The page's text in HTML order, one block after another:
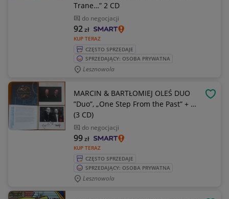
Trane…” 2 CD
do negocjacji
KUP TERAZ
92zł
CZĘSTO SPRZEDAJE
SPRZEDAJĄCY: OSOBA PRYWATNA
Lesznowola
MARCIN & BARTŁOMIEJ OLEŚ DUO
”Duo”, „One Step From the Past” + …
(3 CD)
do negocjacji
KUP TERAZ
99zł
CZĘSTO SPRZEDAJE
SPRZEDAJĄCY: OSOBA PRYWATNA
Lesznowola